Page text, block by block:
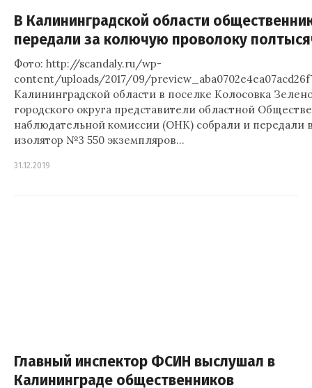
В Калининградской области
передали за колючую проволоку
Фото: http://scandaly.ru/wp-
content/uploads/2017/09/
Калининградской области в поселке Колосовка
городского округа представители областной
наблюдательной комиссии (ОНК) собрали и передали
изолятор №3 550 экземпляров…
31.12.2019
Главный инспектор ФСИН выслушал в
Калининграде общественников